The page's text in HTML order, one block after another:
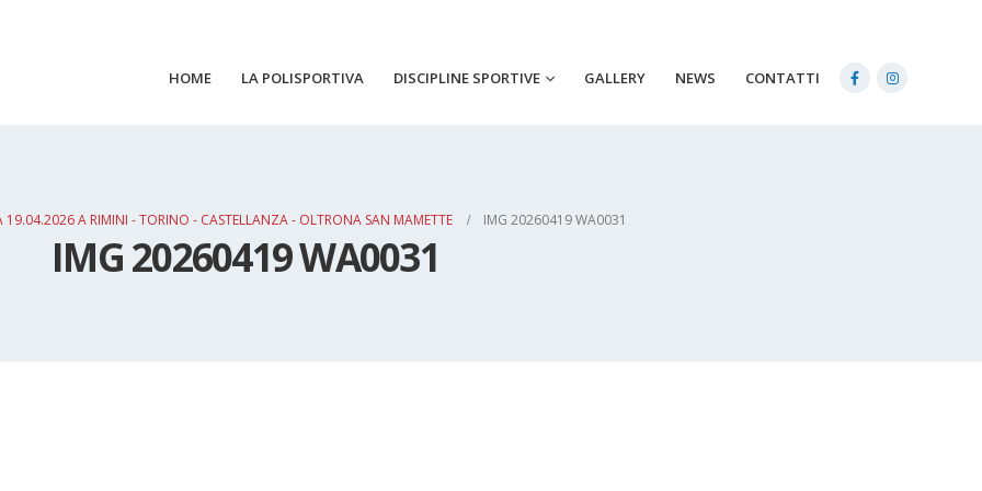
HOME LA POLISPORTIVA DISCIPLINE SPORTIVE GALLERY NEWS CONTATTI
19.04.2026 A RIMINI - TORINO - CASTELLANZA - OLTRONA SAN MAMETTE IMG 20260419 WA0031
IMG 20260419 WA0031